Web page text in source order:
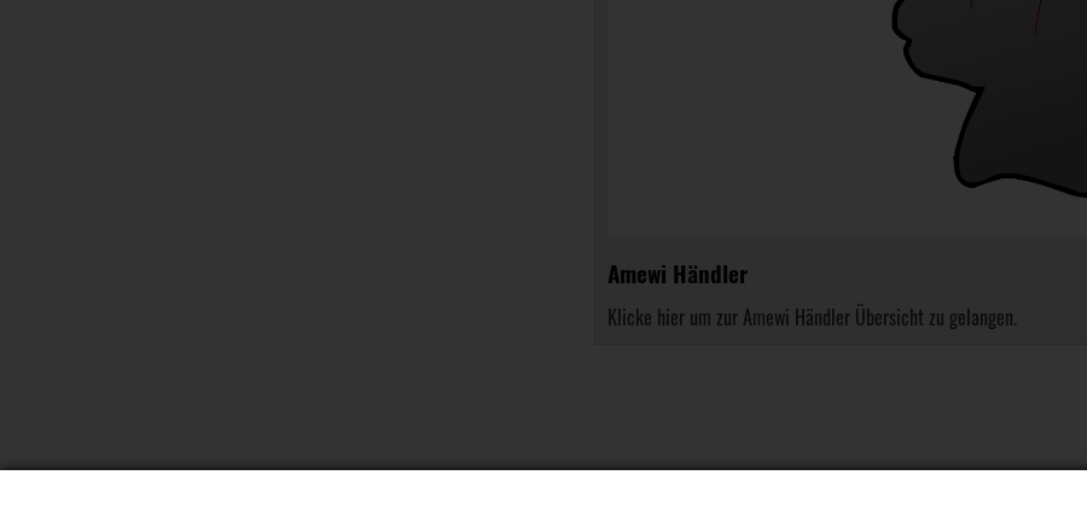
Amewi Händler
Klicke hier um zur Amewi Händler Übersicht zu gelangen.